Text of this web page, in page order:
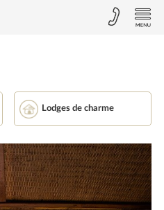
Lodges de charme